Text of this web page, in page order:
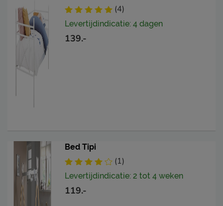
(4)
Levertijdindicatie: 4 dagen
139.-
Bed Tipi
(1)
Levertijdindicatie: 2 tot 4 weken
119.-